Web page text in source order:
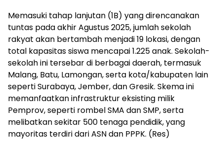
Memasuki tahap lanjutan (1B) yang direncanakan
tuntas pada akhir Agustus 2025, jumlah sekolah
rakyat akan bertambah menjadi 19 lokasi, dengan
total kapasitas siswa mencapai 1.225 anak. Sekolah-
sekolah ini tersebar di berbagai daerah, termasuk
Malang, Batu, Lamongan, serta kota/kabupaten lain
seperti Surabaya, Jember, dan Gresik. Skema ini
memanfaatkan infrastruktur eksisting milik
Pemprov, seperti rombel SMA dan SMP, serta
melibatkan sekitar 500 tenaga pendidik, yang
mayoritas terdiri dari ASN dan PPPK. (Res)